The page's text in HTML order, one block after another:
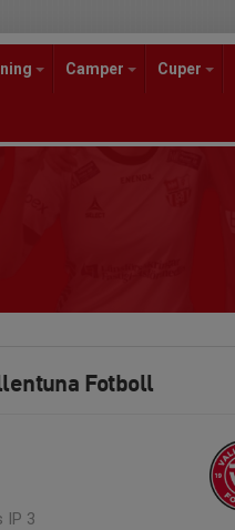
Camper Cuper
Fotboll
IP 3